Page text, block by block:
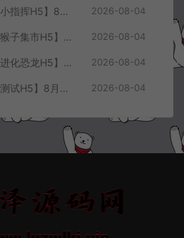
三网H5射击游戏【战场小指挥H5】8月最新整理Linux手工服务端+Win一键服务端+解压即玩+简易安卓客户端+详细搭建教程 2026-08-04
三网H5模拟经营游戏【猴子集市H5】8月最新整理Linux手工服务端+Win一键服务端+解压即玩+简易安卓客户端+详细搭建教程 2026-08-04
三网H5休闲游戏【合成进化恐龙H5】8月最新整理Linux手工服务端+Win一键服务端+解压即玩+简易安卓客户端+详细搭建教程 2026-08-04
三网H5休闲游戏【脑力测试H5】8月最新整理Linux手工服务端+Win一键服务端+解压即玩+简易安卓客户端+详细搭建教程 2026-08-04